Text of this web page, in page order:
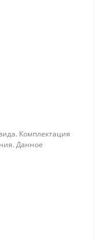
Комплектация
Данное